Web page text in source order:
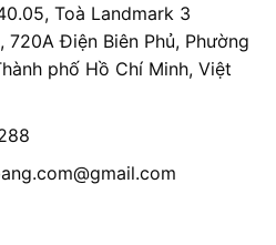
Toà Landmark 3
720A Điện Biên Phủ, Phường
phố Hồ Chí Minh, Việt